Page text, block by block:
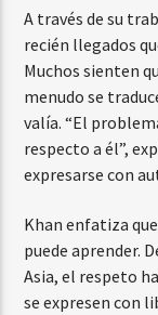
A través de su
recién llegados
Muchos sienten
menudo se
valía. “El
respecto a él”,
expresarse con
Khan enfatiza
puede aprender.
Asia, el respeto
se expresen con